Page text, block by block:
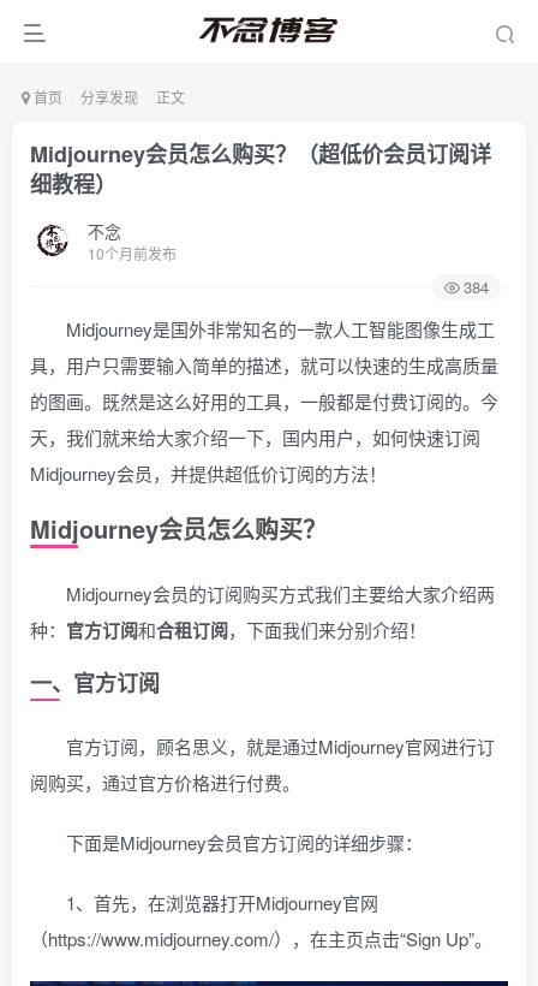
首页 分享发现 正文
Midjourney会员怎么购买？（超低价会员订阅详
细教程）
不念
10个月前发布
384
Midjourney是国外非常知名的一款人工智能图像生成工
具，用户只需要输入简单的描述，就可以快速的生成高质量
的图画。既然是这么好用的工具，一般都是付费订阅的。今
天，我们就来给大家介绍一下，国内用户，如何快速订阅
Midjourney会员，并提供超低价订阅的方法！
Midjourney会员怎么购买？
Midjourney会员的订阅购买方式我们主要给大家介绍两
种： 官方订阅和合租订阅，下面我们来分别介绍！
一、官方订阅
官方订阅，顾名思义，就是通过Midjourney官网进行订
阅购买，通过官方价格进行付费。
下面是Midjourney会员官方订阅的详细步骤：
1、首先，在浏览器打开Midjourney官网
（https://www.midjourney.com/），在主页点击“Sign Up”。